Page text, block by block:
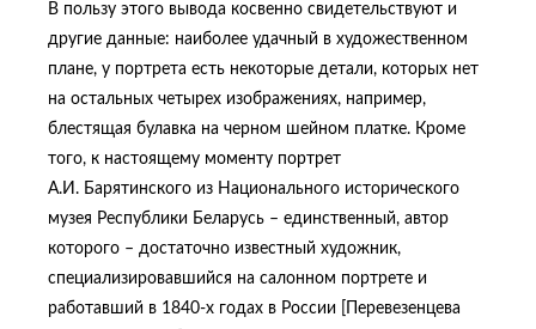
В пользу этого вывода косвенно свидетельствуют и
другие данные: наиболее удачный в художественном
плане, у портрета есть некоторые детали, которых нет
на остальных четырех изображениях, например,
блестящая булавка на черном шейном платке. Кроме
того, к настоящему моменту портрет
А.И. Барятинского из Национального исторического
музея Республики Беларусь – единственный, автор
которого – достаточно известный художник,
специализировавшийся на салонном портрете и
работавший в 1840-х годах в России [Перевезенцева